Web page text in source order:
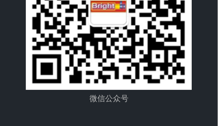
微信公众号